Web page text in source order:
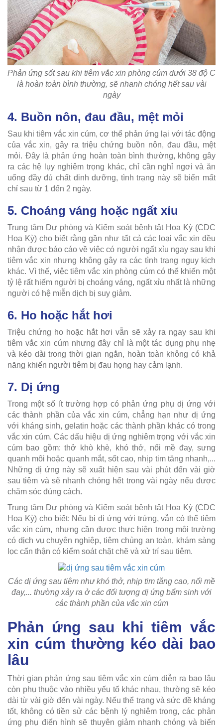
Phản ứng sốt sau khi tiêm vắc xin phòng cúm dưới 38 độ C
là hoàn toàn bình thường, sẽ nhanh chóng hết sau vài
ngày
4. Buồn nôn, đau đầu, mệt mỏi
Sau khi tiêm vắc xin cúm, cơ thể phản ứng lại với tác động
của vắc xin, gây ra triệu chứng buồn nôn, đau đầu, mệt
mỏi. Đây là phản ứng hoàn toàn bình thường, không gây
ra các hệ lụy nghiêm trọng khác, chỉ cần nghỉ ngơi và ăn
uống đầy đủ chất dinh dưỡng, tình trạng này sẽ biến mất
chỉ sau từ 1 đến 2 ngày.
5. Choáng váng hoặc ngất xỉu
Trung tâm Dự phòng và Kiểm soát bệnh tật Hoa Kỳ (CDC
Hoa Kỳ) cho biết rằng gần như tất cả các loại vắc xin đều
nhận được báo cáo về việc có người ngất xỉu ngay sau khi
tiêm vắc xin nhưng không gây ra các tình trạng nguy kịch
khác. Vì thế, việc tiêm vắc xin phòng cúm có thể khiến một
tỷ lệ rất hiếm người bị choáng váng, ngất xỉu nhất là những
người có hệ miễn dịch bị suy giảm.
6. Ho hoặc hắt hơi
Triệu chứng ho hoặc hắt hơi vẫn sẽ xảy ra ngay sau khi
tiêm vắc xin cúm nhưng đây chỉ là một tác dụng phụ nhẹ
và kéo dài trong thời gian ngắn, hoàn toàn không có khả
năng khiến người tiêm bị đau họng hay cảm lạnh.
7. Dị ứng
Trong một số ít trường hợp có phản ứng phụ dị ứng với
các thành phần của vắc xin cúm, chẳng hạn như dị ứng
với kháng sinh, gelatin hoặc các thành phần khác có trong
vắc xin cúm. Các dấu hiệu dị ứng nghiêm trọng với vắc xin
cúm bao gồm: thở khò khè, khó thở, nổi mề đay, sưng
quanh môi hoặc quanh mắt, sốt cao, nhịp tim tăng nhanh,...
Những dị ứng này sẽ xuất hiện sau vài phút đến vài giờ
sau tiêm và sẽ nhanh chóng hết trong vài ngày nếu được
chăm sóc đúng cách.
Trung tâm Dự phòng và Kiểm soát bệnh tật Hoa Kỳ (CDC
Hoa Kỳ) cho biết: Nếu bị dị ứng với trứng, vẫn có thể tiêm
vắc xin cúm, nhưng cần được thực hiện trong môi trường
có dịch vụ chuyên nghiệp, tiêm chủng an toàn, khám sàng
lọc cẩn thận có kiểm soát chặt chẽ và xử trí sau tiêm.
Các dị ứng sau tiêm như khó thở, nhịp tim tăng cao, nổi mề
đay,... thường xảy ra ở các đối tượng dị ứng bẩm sinh với
các thành phần của vắc xin cúm
Phản ứng sau khi tiêm vắc
xin cúm thường kéo dài bao
lâu
Thời gian phản ứng sau tiêm vắc xin cúm diễn ra bao lâu
còn phụ thuộc vào nhiều yếu tố khác nhau, thường sẽ kéo
dài từ vài giờ đến vài ngày. Nếu thể trạng và sức đề kháng
tốt, không có tiền sử các bệnh lý nghiêm trọng, các phản
ứng phụ điển hình sẽ thuyên giảm nhanh chóng và biến